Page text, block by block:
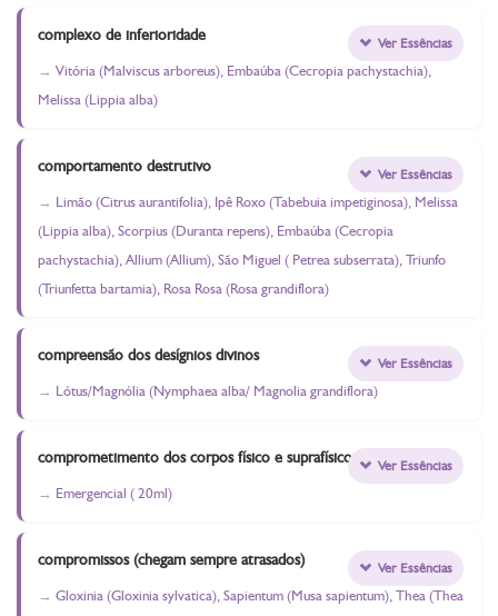
complexo de inferioridade
Vitória (Malviscus arboreus), Embaúba (Cecropia pachystachia),
Melissa (Lippia alba)
Ver Essências
comportamento destrutivo
Limão (Citrus aurantifolia), Ipê Roxo (Tabebuia impetiginosa), Melissa
(Lippia alba), Scorpius (Duranta repens), Embaúba (Cecropia
pachystachia), Allium (Allium), São Miguel ( Petrea subserrata), Triunfo
(Triunfetta bartamia), Rosa Rosa (Rosa grandiflora)
Ver Essências
compreensão dos desígnios divinos
Lótus/Magnólia (Nymphaea alba/ Magnolia grandiflora)
Ver Essências
comprometimento dos corpos físico e suprafísicos
Emergencial ( 20ml)
Ver Essências
compromissos (chegam sempre atrasados)
Gloxinia (Gloxinia sylvatica), Sapientum (Musa sapientum), Thea (Thea
Ver Essências